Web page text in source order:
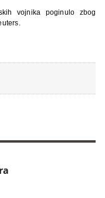
vojnika poginulo zbog